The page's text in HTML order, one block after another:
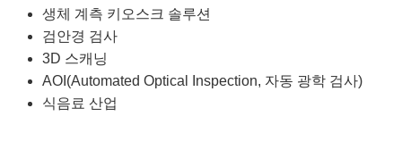
생체 계측 키오스크 솔루션
검안경 검사
3D 스캐닝
AOI(Automated Optical Inspection, 자동 광학 검사)
식음료 산업